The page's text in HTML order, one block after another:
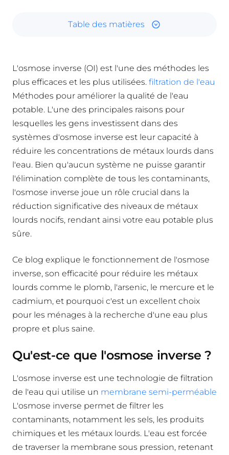
Table des matières
L'osmose inverse (OI) est l'une des méthodes les
plus efficaces et les plus utilisées. filtration de l'eau
Méthodes pour améliorer la qualité de l'eau
potable. L'une des principales raisons pour
lesquelles les gens investissent dans des
systèmes d'osmose inverse est leur capacité à
réduire les concentrations de métaux lourds dans
l'eau. Bien qu'aucun système ne puisse garantir
l'élimination complète de tous les contaminants,
l'osmose inverse joue un rôle crucial dans la
réduction significative des niveaux de métaux
lourds nocifs, rendant ainsi votre eau potable plus
sûre.
Ce blog explique le fonctionnement de l'osmose
inverse, son efficacité pour réduire les métaux
lourds comme le plomb, l'arsenic, le mercure et le
cadmium, et pourquoi c'est un excellent choix
pour les ménages à la recherche d'une eau plus
propre et plus saine.
Qu'est-ce que l'osmose inverse ?
L'osmose inverse est une technologie de filtration
de l'eau qui utilise un membrane semi-perméable
L'osmose inverse permet de filtrer les
contaminants, notamment les sels, les produits
chimiques et les métaux lourds. L'eau est forcée
de traverser la membrane sous pression, retenant